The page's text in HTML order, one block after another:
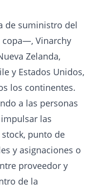
de suministro del
Vinarchy
Zelanda,
y Estados Unidos,
los continentes.
a las personas
las
punto de
y asignaciones o
proveedor y
de la